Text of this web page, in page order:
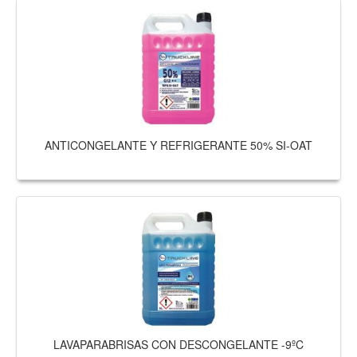
ANTICONGELANTE Y REFRIGERANTE 50% SI-OAT
LAVAPARABRISAS CON DESCONGELANTE -9ºC